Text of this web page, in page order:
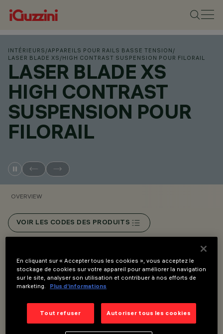
INTÉRIEURS /APPAREILS POUR RAILS BASSE TENSION /
LASER BLADE XS /HIGH CONTRAST SUSPENSION POUR FILORAIL
LASER BLADE XS
HIGH CONTRAST
SUSPENSION POUR
FILORAIL
OVERVIEW
VOIR LES CODES DES PRODUITS
Overview
Suspension à 1, 4 et 9 éléments optiques avec
adaptateur pour installation sur rail à basse tension 48V,
indiquée pour l'éclairage zénithal d'accent.
La technologie intégrée Powerline permet de régler
En cliquant sur « Accepter tous les cookies », vous acceptez le
stockage de cookies sur votre appareil pour améliorer la navigation
sur le site, analyser son utilisation et contribuer à nos efforts de
marketing.
Plus d’informations
Tout refuser Autoriser tous les cookies